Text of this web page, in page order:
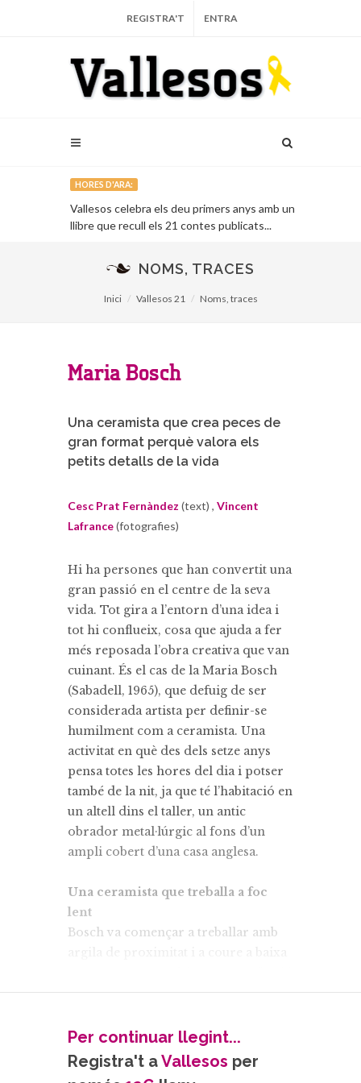
REGISTRA'T ENTRA
HORES D'ARA:
Vallesos celebra els deu primers anys amb un
llibre que recull els 21 contes publicats...
NOMS, TRACES
Inici Vallesos 21 Noms, traces
Maria Bosch
Una ceramista que crea peces de
gran format perquè valora els
petits detalls de la vida
Cesc Prat Fernàndez (text) , Vincent
Lafrance(fotografies)
Hi ha persones que han convertit una
gran passió en el centre de la seva
vida. Tot gira a l’entorn d’una idea i
tot hi conflueix, cosa que ajuda a fer
més reposada l’obra creativa que van
cuinant. És el cas de la Maria Bosch
(Sabadell, 1965), que defuig de ser
considerada artista per definir-se
humilment com a ceramista. Una
activitat en què des dels setze anys
pensa totes les hores del dia i potser
també de la nit, ja que té l’habitació en
un altell dins el taller, un antic
obrador metal·lúrgic al fons d’un
ampli cobert d’una casa anglesa.
Una ceramista que treballa a foc
lent
Bosch va començar a treballar amb
econòmica i de principis en un
la sostenibilitat no estaven gaire de
moda, però he continuat així perquè
m’hi sento còmoda”, afirma. Es va
Per continuar llegint...
Registra't aVallesos per